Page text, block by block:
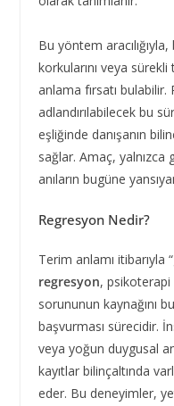
Bu yöntem
korkularını veya sürekli
anlama fırsatı
adlandırılabilecek bu
eşliğinde danışanın
sağlar. Amaç, yalnızca
anıların bugüne
Regresyon Nedir?
Terim anlamı itibarıyla
regresyon, psikoterapi
sorununun kaynağını
başvurması sürecidir.
veya yoğun duygusal
kayıtlar bilinçaltında
eder. Bu deneyimler,